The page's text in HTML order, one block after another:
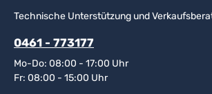
Technische Unterstützung und
0461 - 773177
Mo-Do: 08:00 - 17:00 Uhr
Fr: 08:00 - 15:00 Uhr